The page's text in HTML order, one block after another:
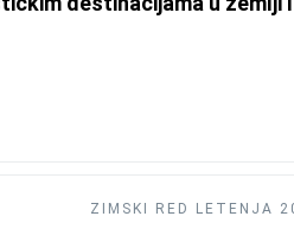
ZIMSKI RED LETENJA